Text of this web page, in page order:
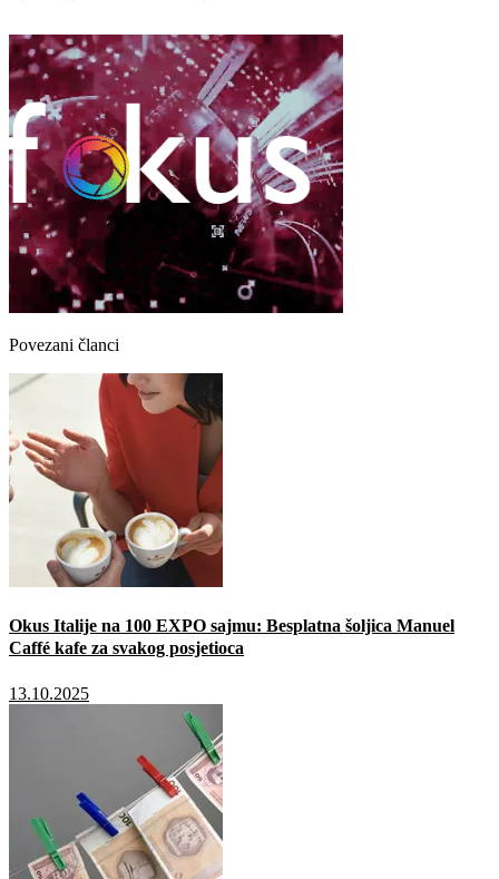
Povezani članci
Okus Italije na 100 EXPO sajmu: Besplatna šoljica Manuel
Caffé kafe za svakog posjetioca
13.10.2025